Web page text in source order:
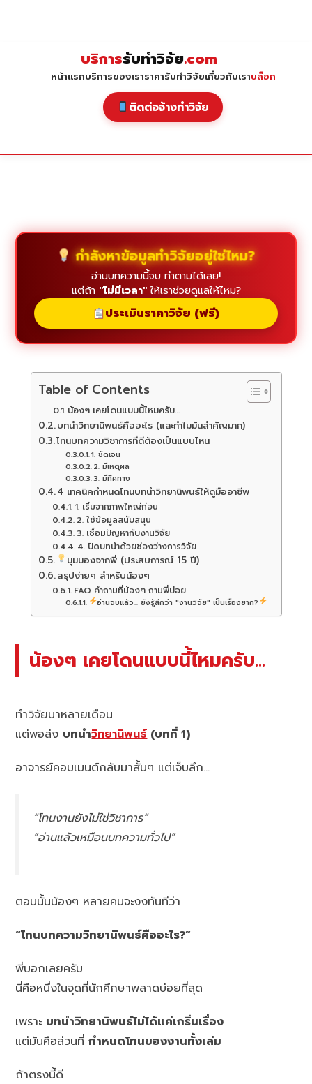
บริการรับทำวิจัย.com
หน้าแรกบริการของเราราคารับทำวิจัยเกี่ยวกับเราบล็อก
ติดต่อจ้างทำวิจัย
กำลังหาข้อมูลทำวิจัยอยู่ใช่ไหม?
อ่านบทความนี้จบ ทำตามได้เลย!
แต่ถ้า "ไม่มีเวลา"ให้เราช่วยดูแลให้ไหม?
ประเมินราคาวิจัย (ฟรี)
Table of Contents
น้องๆ เคยโดนแบบนี้ไหมครับ…
บทนำวิทยานิพนธ์คืออะไร (และทำไมมันสำคัญมาก)
โทนบทความวิชาการที่ดีต้องเป็นแบบไหน
1. ชัดเจน
2. มีเหตุผล
3. มีทิศทาง
4 เทคนิคกำหนดโทนบทนำวิทยานิพนธ์ให้ดูมืออาชีพ
1. เริ่มจากภาพใหญ่ก่อน
2. ใช้ข้อมูลสนับสนุน
3. เชื่อมปัญหากับงานวิจัย
4. ปิดบทนำด้วยช่องว่างการวิจัย
มุมมองจากพี่ (ประสบการณ์ 15 ปี)
สรุปง่ายๆ สำหรับน้องๆ
FAQ คำถามที่น้องๆ ถามพี่บ่อย
อ่านจบแล้ว... ยังรู้สึกว่า "งานวิจัย" เป็นเรื่องยาก?
น้องๆ เคยโดนแบบนี้ไหมครับ…
ทำวิจัยมาหลายเดือน
แต่พอส่ง บทนำวิทยานิพนธ์ (บทที่ 1)
อาจารย์คอมเมนต์กลับมาสั้นๆ แต่เจ็บลึก…
“โทนงานยังไม่ใช่วิชาการ”
“อ่านแล้วเหมือนบทความทั่วไป”
ตอนนั้นน้องๆ หลายคนจะงงทันทีว่า
“โทนบทความวิทยานิพนธ์คืออะไร?”
พี่บอกเลยครับ
นี่คือหนึ่งในจุดที่นักศึกษาพลาดบ่อยที่สุด
เพราะ บทนำวิทยานิพนธ์ไม่ได้แค่เกริ่นเรื่อง
แต่มันคือส่วนที่กำหนดโทนของงานทั้งเล่ม
ถ้าตรงนี้ดี